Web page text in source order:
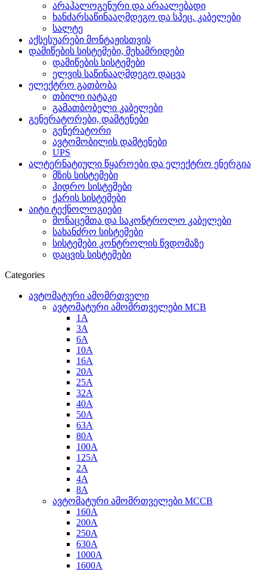
არაჰალოგენური და არაალებადი
ხანძარსაწინააღმდეგო და სპეც. კაბელები
სალტე
აქსესუარები მონტაჟისთვის
დამიწების სისტემები, მეხამრიდები
დამიწების სისტემები
ელვის საწინააღმდეგო დაცვა
ელექტრო გათბობა
თბილი იატაკი
გამათბობელი კაბელები
გენერატორები, დამტენები
გენერატორი
ავტომობილის დამტენები
UPS
ალტერნატიული წყაროები და ელექტრო ენერგია
მზის სისტემები
ჰიდრო სისტემები
ქარის სისტემები
აიტი ტექნოლოგიები
მონაცემთა და საკონტროლო კაბელები
სახანძრო სისტემები
სისტემები კონტროლის წვდომაზე
დაცვის სისტემები
Categories
ავტომატური ამომრთველი
ავტომატური ამომრთველები MCB
1A
3A
6A
10A
16A
20A
25А
32A
40A
50A
63A
80A
100A
125A
2A
4A
8A
ავტომატური ამომრთველები MCCB
160A
200A
250A
630A
1000A
1600A